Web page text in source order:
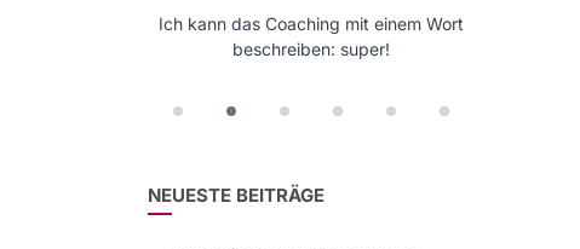
Ich kann das Coaching mit einem Wort
beschreiben: super!
NEUESTE BEITRÄGE